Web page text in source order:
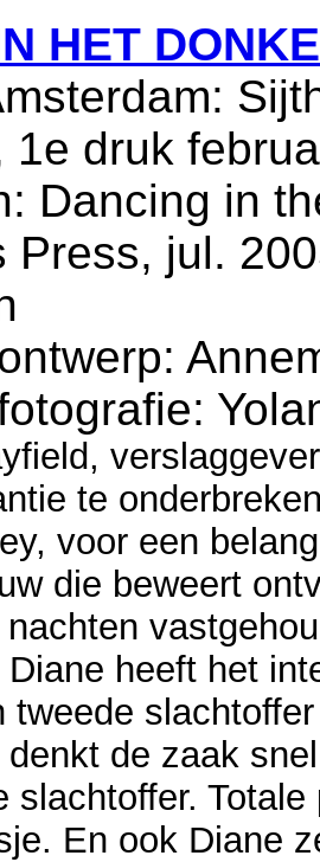
HET
1e druk
Dancing in
Press, jul.
te
voor een
die beweert
Diane heeft het
tweede
denkt de zaak
slachtoffer.
En ook Diane